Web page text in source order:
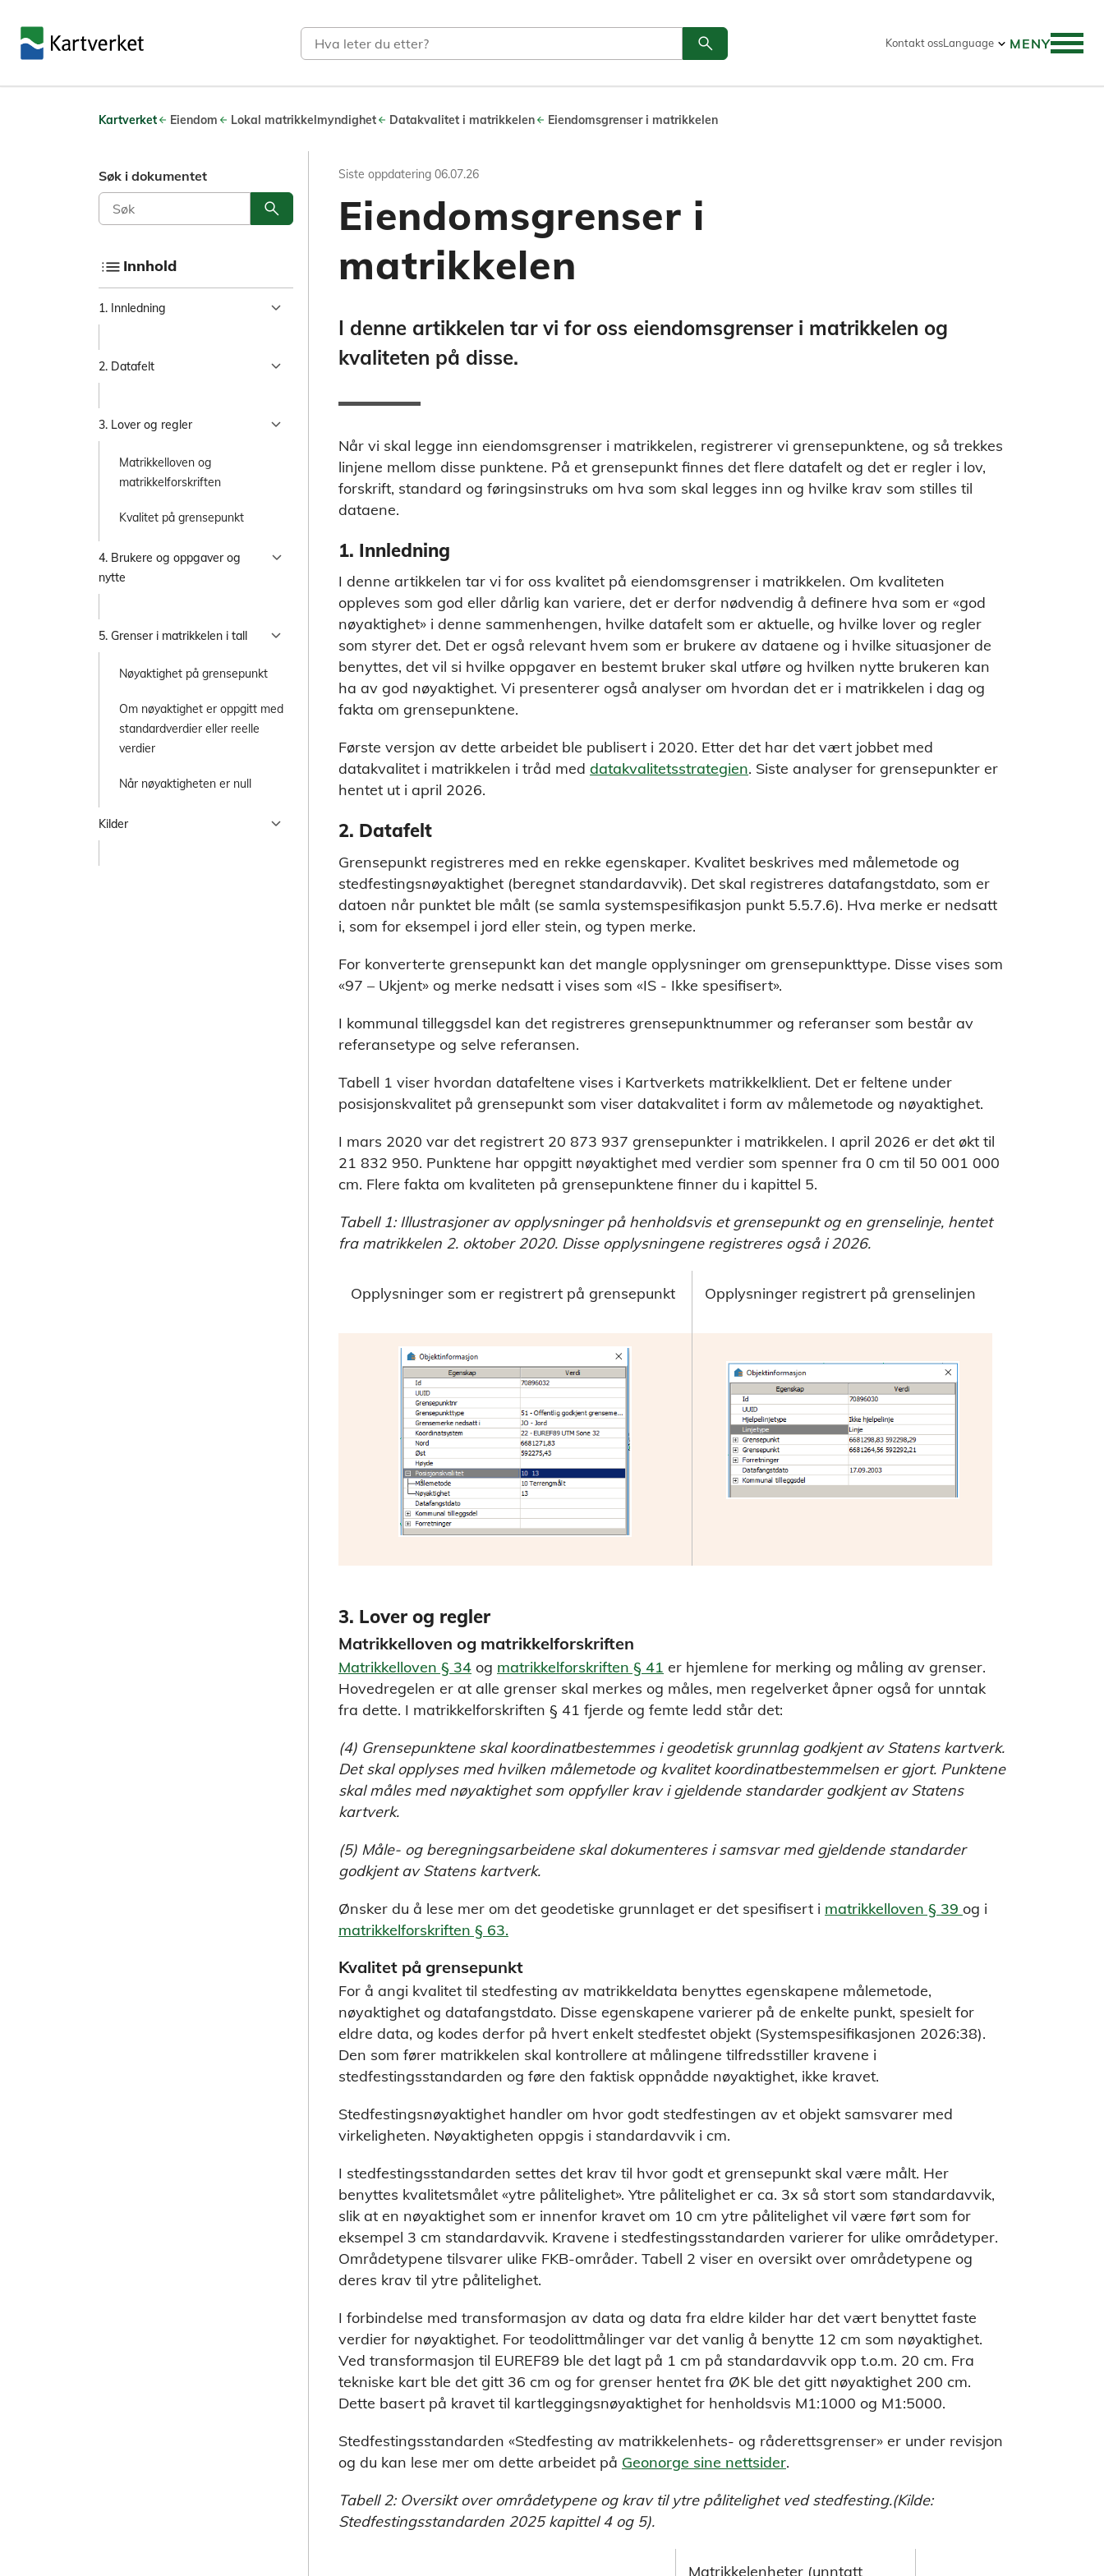
Søk
Søk
search Kontakt ossLanguage MENY
Kartverket Eiendom Lokal matrikkelmyndighet Datakvalitet i matrikkelen Eiendomsgrenser i matrikkelen
Eiendomsgrenser i matrikkelen
I denne artikkelen tar vi for oss eiendomsgrenser i matrikkelen og kvaliteten på disse.
Søk i dokumentet
Søk i dokumentet
search
list Innhold
1. Innledning chevron_right
2. Datafelt chevron_right
3. Lover og regler chevron_right
Matrikkelloven og
matrikkelforskriften
Kvalitet på grensepunkt
4. Brukere og oppgaver og
nytte
chevron_right
5. Grenser i matrikkelen i tall chevron_right
Nøyaktighet på grensepunkt
Om nøyaktighet er oppgitt med
standardverdier eller reelle
verdier
Når nøyaktigheten er null
Kilder chevron_right
Siste oppdatering 06.07.26
Eiendomsgrenser i
matrikkelen
I denne artikkelen tar vi for oss eiendomsgrenser i matrikkelen og
kvaliteten på disse.
Når vi skal legge inn eiendomsgrenser i matrikkelen, registrerer vi grensepunktene, og så trekkes
linjene mellom disse punktene. På et grensepunkt finnes det flere datafelt og det er regler i lov,
forskrift, standard og føringsinstruks om hva som skal legges inn og hvilke krav som stilles til
dataene.
1. Innledning
I denne artikkelen tar vi for oss kvalitet på eiendomsgrenser i matrikkelen. Om kvaliteten
oppleves som god eller dårlig kan variere, det er derfor nødvendig å definere hva som er «god
nøyaktighet» i denne sammenhengen, hvilke datafelt som er aktuelle, og hvilke lover og regler
som styrer det. Det er også relevant hvem som er brukere av dataene og i hvilke situasjoner de
benyttes, det vil si hvilke oppgaver en bestemt bruker skal utføre og hvilken nytte brukeren kan
ha av god nøyaktighet. Vi presenterer også analyser om hvordan det er i matrikkelen i dag og
fakta om grensepunktene.
Første versjon av dette arbeidet ble publisert i 2020. Etter det har det vært jobbet med
datakvalitet i matrikkelen i tråd med datakvalitetsstrategien. Siste analyser for grensepunkter er
hentet ut i april 2026.
2. Datafelt
Grensepunkt registreres med en rekke egenskaper. Kvalitet beskrives med målemetode og
stedfestingsnøyaktighet (beregnet standardavvik). Det skal registreres datafangstdato, som er
datoen når punktet ble målt (se samla systemspesifikasjon punkt 5.5.7.6). Hva merke er nedsatt
i, som for eksempel i jord eller stein, og typen merke.
For konverterte grensepunkt kan det mangle opplysninger om grensepunkttype. Disse vises som
«97 – Ukjent» og merke nedsatt i vises som «IS - Ikke spesifisert».
I kommunal tilleggsdel kan det registreres grensepunktnummer og referanser som består av
referansetype og selve referansen.
Tabell 1 viser hvordan datafeltene vises i Kartverkets matrikkelklient. Det er feltene under
posisjonskvalitet på grensepunkt som viser datakvalitet i form av målemetode og nøyaktighet.
I mars 2020 var det registrert 20 873 937 grensepunkter i matrikkelen. I april 2026 er det økt til
21 832 950. Punktene har oppgitt nøyaktighet med verdier som spenner fra 0 cm til 50 001 000
cm. Flere fakta om kvaliteten på grensepunktene finner du i kapittel 5.
Tabell 1: Illustrasjoner av opplysninger på henholdsvis et grensepunkt og en grenselinje, hentet
fra matrikkelen 2. oktober 2020. Disse opplysningene registreres også i 2026.
Opplysninger som er registrert på grensepunkt Opplysninger registrert på grenselinjen
3. Lover og regler
Matrikkelloven og matrikkelforskriften
Matrikkelloven § 34 og matrikkelforskriften § 41 er hjemlene for merking og måling av grenser.
Hovedregelen er at alle grenser skal merkes og måles, men regelverket åpner også for unntak
fra dette. I matrikkelforskriften § 41 fjerde og femte ledd står det:
(4) Grensepunktene skal koordinatbestemmes i geodetisk grunnlag godkjent av Statens kartverk.
Det skal opplyses med hvilken målemetode og kvalitet koordinatbestemmelsen er gjort. Punktene
skal måles med nøyaktighet som oppfyller krav i gjeldende standarder godkjent av Statens
kartverk.
(5) Måle- og beregningsarbeidene skal dokumenteres i samsvar med gjeldende standarder
godkjent av Statens kartverk.
Ønsker du å lese mer om det geodetiske grunnlaget er det spesifisert i matrikkelloven § 39 og i
matrikkelforskriften § 63.
Kvalitet på grensepunkt
For å angi kvalitet til stedfesting av matrikkeldata benyttes egenskapene målemetode,
nøyaktighet og datafangstdato. Disse egenskapene varierer på de enkelte punkt, spesielt for
eldre data, og kodes derfor på hvert enkelt stedfestet objekt (Systemspesifikasjonen 2026:38).
Den som fører matrikkelen skal kontrollere at målingene tilfredsstiller kravene i
stedfestingsstandarden og føre den faktisk oppnådde nøyaktighet, ikke kravet.
Stedfestingsnøyaktighet handler om hvor godt stedfestingen av et objekt samsvarer med
virkeligheten. Nøyaktigheten oppgis i standardavvik i cm.
I stedfestingsstandarden settes det krav til hvor godt et grensepunkt skal være målt. Her
benyttes kvalitetsmålet «ytre pålitelighet». Ytre pålitelighet er ca. 3x så stort som standardavvik,
slik at en nøyaktighet som er innenfor kravet om 10 cm ytre pålitelighet vil være ført som for
eksempel 3 cm standardavvik. Kravene i stedfestingsstandarden varierer for ulike områdetyper.
Områdetypene tilsvarer ulike FKB-områder. Tabell 2 viser en oversikt over områdetypene og
deres krav til ytre pålitelighet.
I forbindelse med transformasjon av data og data fra eldre kilder har det vært benyttet faste
verdier for nøyaktighet. For teodolittmålinger var det vanlig å benytte 12 cm som nøyaktighet.
Ved transformasjon til EUREF89 ble det lagt på 1 cm på standardavvik opp t.o.m. 20 cm. Fra
tekniske kart ble det gitt 36 cm og for grenser hentet fra ØK ble det gitt nøyaktighet 200 cm.
Dette basert på kravet til kartleggingsnøyaktighet for henholdsvis M1:1000 og M1:5000.
Stedfestingsstandarden «Stedfesting av matrikkelenhets- og råderettsgrenser» er under revisjon
og du kan lese mer om dette arbeidet på Geonorge sine nettsider.
Tabell 2: Oversikt over områdetypene og krav til ytre pålitelighet ved stedfesting.(Kilde:
Stedfestingsstandarden 2025 kapittel 4 og 5).
Matrikkelenheter (unntatt